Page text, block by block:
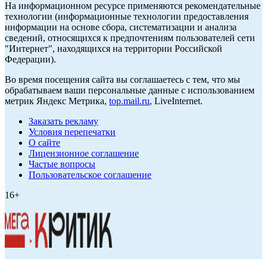
На информационном ресурсе применяются рекомендательные
технологии (информационные технологии предоставления
информации на основе сбора, систематизации и анализа
сведений, относящихся к предпочтениям пользователей сети
"Интернет", находящихся на территории Российской
Федерации).
Во время посещения сайта вы соглашаетесь с тем, что мы
обрабатываем ваши персональные данные с использованием
метрик Яндекс Метрика, top.mail.ru, LiveInternet.
Заказать рекламу
Условия перепечатки
О сайте
Лицензионное соглашение
Частые вопросы
Пользовательское соглашение
16+